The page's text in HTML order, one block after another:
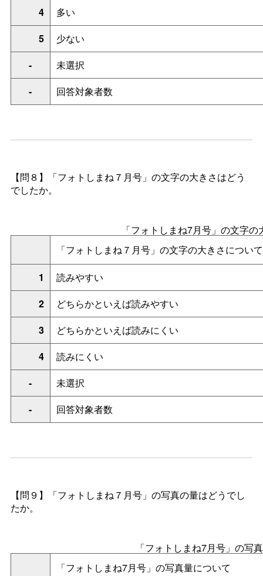
4
多い
5
少ない
-
未選択
-
回答対象者数
【問８】「フォトしまね７月号」の文字の大きさはどう
でしたか。
「フォトしまね7月号」の文字
「フォトしまね７月号」の文字の大きさについて
1
読みやすい
2
どちらかといえば読みやすい
3
どちらかといえば読みにくい
4
読みにくい
-
未選択
-
回答対象者数
【問９】「フォトしまね７月号」の写真の量はどうでし
たか。
「フォトしまね7月号」の写
「フォトしまね7月号」の写真量について